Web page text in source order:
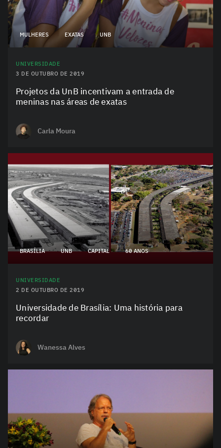
MULHERES EXATAS UNB
UNIVERSIDADE
3 DE OUTUBRO DE 2019
Projetos da UnB incentivam a entrada de
meninas nas áreas de exatas
Carla Moura
BRASÍLIA UNB CAPITAL 60 ANOS
UNIVERSIDADE
2 DE OUTUBRO DE 2019
Universidade de Brasília: Uma história para
recordar
Wanessa Alves